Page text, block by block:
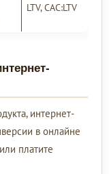
LTV, CAC:LTV
интернет-
в онлайне
платите